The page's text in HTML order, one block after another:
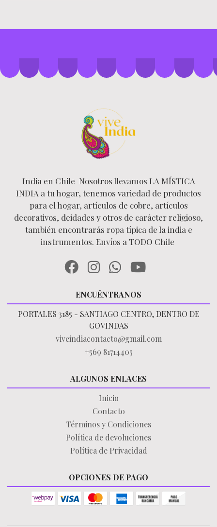
India en Chile Nosotros llevamos LA MÍSTICA
INDIA a tu hogar, tenemos variedad de productos
para el hogar, artículos de cobre, artículos
decorativos, deidades y otros de carácter religioso,
también encontrarás ropa típica de la india e
instrumentos. Envíos a TODO Chile
ENCUÉNTRANOS
PORTALES 3185 - SANTIAGO CENTRO, DENTRO DE
GOVINDAS
viveindiacontacto@gmail.com
+569 81714405
ALGUNOS ENLACES
Inicio
Contacto
Términos y Condiciones
Política de devoluciones
Política de Privacidad
OPCIONES DE PAGO